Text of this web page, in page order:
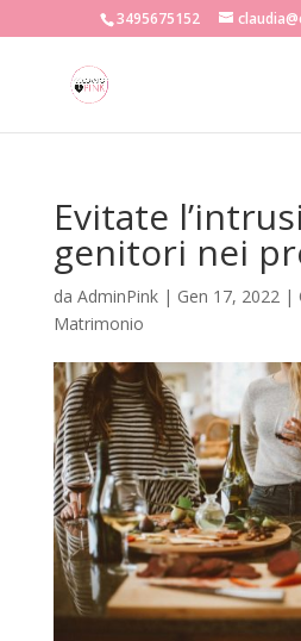
3495675152
Evitate
genitori nei
da AdminPink| Gen 17, 2022|
Matrimonio